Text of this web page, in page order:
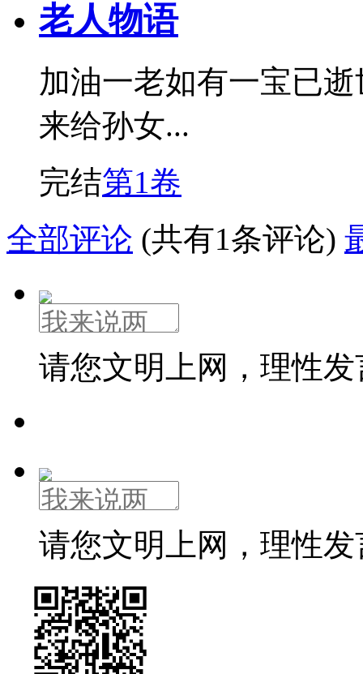
老人物语
加油一老如有一宝已
来给孙女...
完结第1卷
全部评论 (共有1条评论)
请您文明上网，理性
请您文明上网，理性